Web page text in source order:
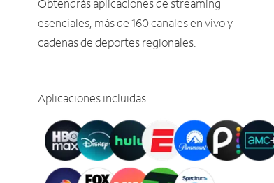
Obtendrás aplicaciones de streaming
esenciales, más de 160 canales en vivo y
cadenas de deportes regionales.
Aplicaciones incluidas